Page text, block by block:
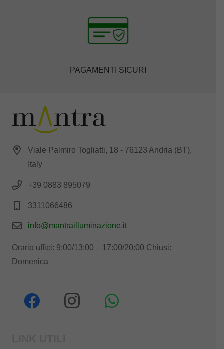
PAGAMENTI SICURI
Viale Palmiro Togliatti, 18 - 76123 Andria (BT),
Italy
+39 0883 895079
3311066486
info@mantrailluminazione.it
Orario uffici: 9:00/13:00 – 17:00/20:00 Chiusi:
Domenica